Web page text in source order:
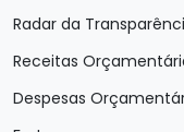
Radar da
Receitas
Despesas